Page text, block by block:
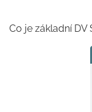
Co je základní DV